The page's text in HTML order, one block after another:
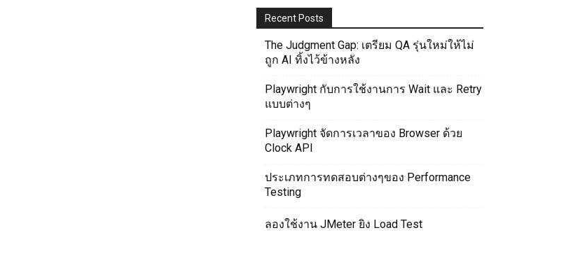
Recent Posts
The Judgment Gap: เตรียม QA รุ่นใหม่ให้ไม่
ถูก AI ทิ้งไว้ข้างหลัง
Playwright กับการใช้งานการ Wait และ Retry
แบบต่างๆ
Playwright จัดการเวลาของ Browser ด้วย
Clock API
ประเภทการทดสอบต่างๆของ Performance
Testing
ลองใช้งาน JMeter ยิง Load Test